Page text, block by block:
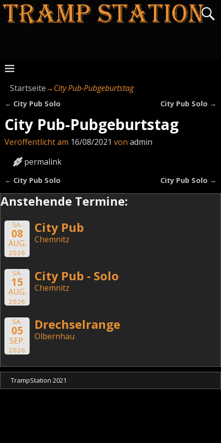
Startseite→City Pub-Pubgeburtstag
← City Pub Solo City Pub Solo →
City Pub-Pubgeburtstag
Veröffentlicht am 16/08/2021 von admin
permalink
Artikelnavigation
← City Pub Solo City Pub Solo →
Anstehende Termine:
SA.
08
AUG.
2026
City Pub
Chemnitz
SA.
15
AUG.
2026
City Pub - Solo
Chemnitz
SA.
05
SEP.
2026
Drechselrange
Olbernhau
TrampStation 2021